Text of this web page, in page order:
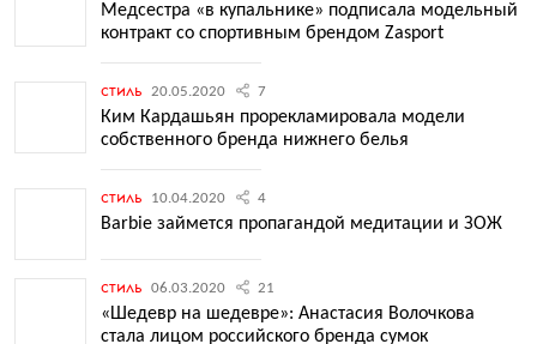
Медсестра «в купальнике» подписала модельный
контракт со спортивным брендом Zasport
стиль 20.05.2020 7
Ким Кардашьян прорекламировала модели
собственного бренда нижнего белья
стиль 10.04.2020 4
Barbie займется пропагандой медитации и ЗОЖ
стиль 06.03.2020 21
«Шедевр на шедевре»: Анастасия Волочкова
стала лицом российского бренда сумок